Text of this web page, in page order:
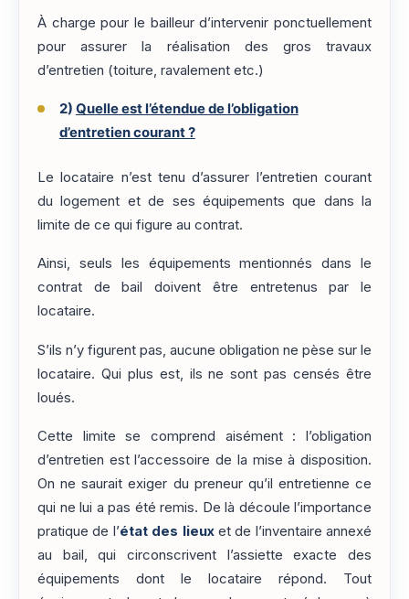
À charge pour le bailleur d’intervenir ponctuellement
pour assurer la réalisation des gros travaux
d’entretien (toiture, ravalement etc.)
2) Quelle est l’étendue de l’obligation
d’entretien courant ?
Le locataire n’est tenu d’assurer l’entretien courant
du logement et de ses équipements que dans la
limite de ce qui figure au contrat.
Ainsi, seuls les équipements mentionnés dans le
contrat de bail doivent être entretenus par le
locataire.
S’ils n’y figurent pas, aucune obligation ne pèse sur le
locataire. Qui plus est, ils ne sont pas censés être
loués.
Cette limite se comprend aisément : l’obligation
d’entretien est l’accessoire de la mise à disposition.
On ne saurait exiger du preneur qu’il entretienne ce
qui ne lui a pas été remis. De là découle l’importance
pratique de l’état des lieuxet de l’inventaire annexé
au bail, qui circonscrivent l’assiette exacte des
équipements dont le locataire répond. Tout